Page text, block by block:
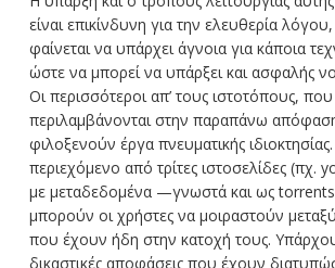
είναι επικίνδυνη για την ελευθερία λόγου,
φαίνεται να υπάρχει άγνοια για κάποια
ώστε να μπορεί να υπάρξει και ασφαλής
Οι περισσότεροι απ’ τους ιστοτόπους, που
περιλαμβάνονται στην παραπάνω
φιλοξενούν έργα πνευματικής
περιεχόμενο από τρίτες ιστοσελίδες (πχ.
με μεταδεδομένα —γνωστά και ως
μπορούν οι χρήστες να μοιραστούν
που έχουν ήδη στην κατοχή τους.
δικαστικές αποφάσεις που έχουν